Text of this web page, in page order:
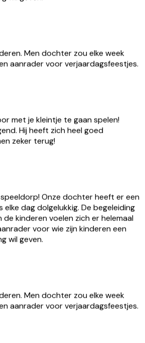
Men dochter zou elke week
aanrader voor verjaardagsfeestjes.
met je kleintje te gaan spelen!
zeker terug!
Onze dochter heeft er een
de kinderen voelen zich er helemaal
voor wie zijn kinderen een
wil geven.
Men dochter zou elke week
aanrader voor verjaardagsfeestjes.
met je kleintje te gaan spelen!